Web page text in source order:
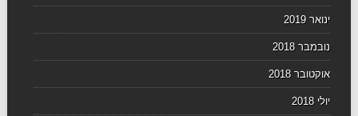
ינואר 2019
נובמבר 2018
אוקטובר 2018
יולי 2018